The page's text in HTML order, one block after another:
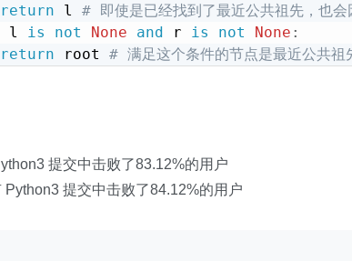
return l # 即使是已经找到了最近公共祖先，也
l is not None and r is not None :
return root # 满足这个条件的节点是最近公共祖
提交中击败了83.12%的用户
提交中击败了84.12%的用户